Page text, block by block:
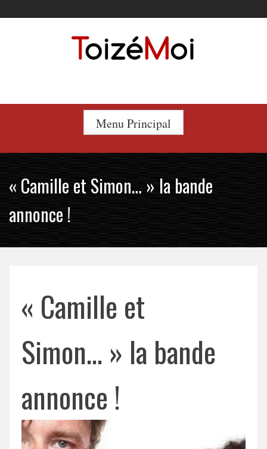
to
Menu Principal
« Camille et Simon… » la bande
annonce !
« Camille et
Simon… » la bande
annonce !